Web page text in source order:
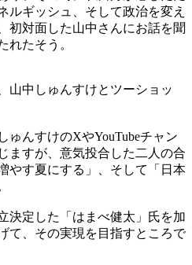
ルギッシュ、そして政治を変え
初対面した山中さんにお話を聞
れたそう。
山中しゅんすけとツーショッ
ゅんすけのXやYouTubeチャン
ますが、意気投合した二人の合
やす夏にする」、そして「日本
決定した「はまべ健太」氏を加
て、その実現を目指すところで